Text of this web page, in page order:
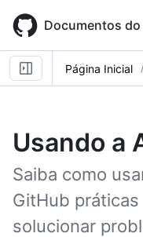
main
content
Documentos
Página Inicial
Usando a
Saiba como
GitHub
solucionar